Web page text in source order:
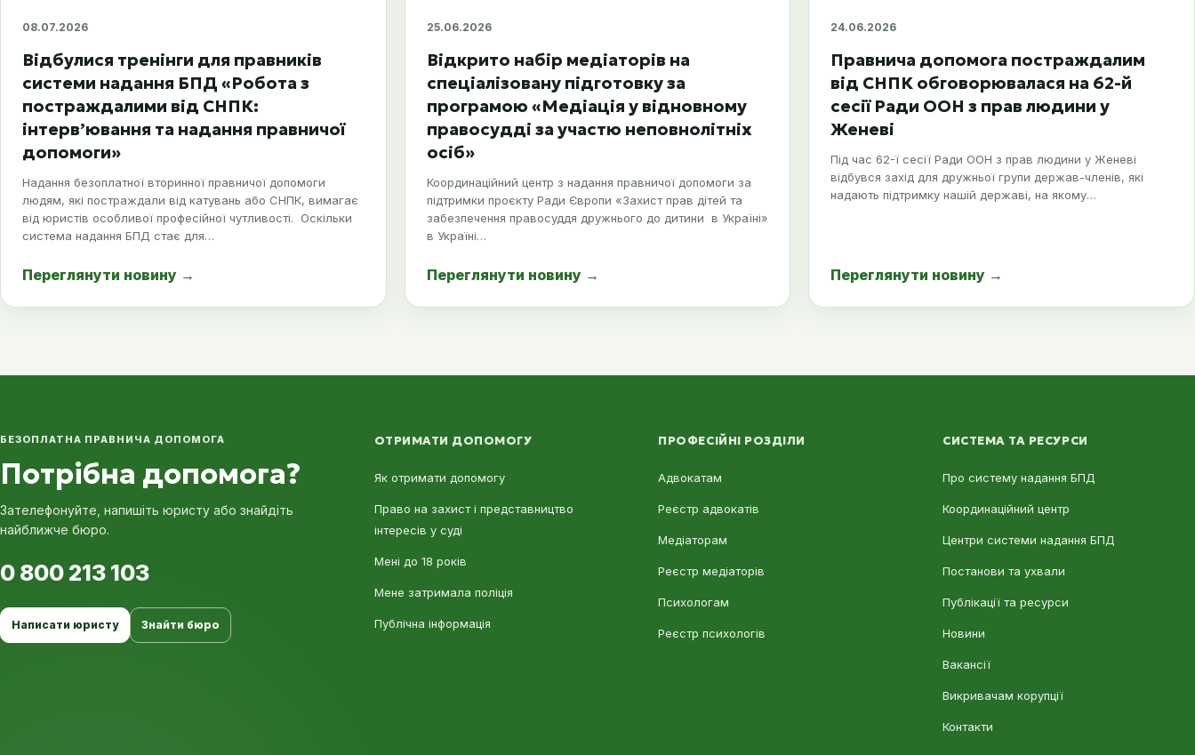
08.07.2026
Відбулися тренінги для правників
системи надання БПД «Робота з
постраждалими від СНПК:
інтерв’ювання та надання правничої
допомоги»
Надання безоплатної вторинної правничої допомоги
людям, які постраждали від катувань або СНПК, вимагає
від юристів особливої професійної чутливості. Оскільки
система надання БПД стає для…
Переглянути новину →
25.06.2026
Відкрито набір медіаторів на
спеціалізовану підготовку за
програмою «Медіація у відновному
правосудді за участю неповнолітніх
осіб»
Координаційний центр з надання правничої допомоги за
підтримки проєкту Ради Європи «Захист прав дітей та
забезпечення правосуддя дружнього до дитини в Україні»
в Україні…
Переглянути новину →
24.06.2026
Правнича допомога постраждалим
від СНПК обговорювалася на 62-й
сесії Ради ООН з прав людини у
Женеві
Під час 62-ї сесії Ради ООН з прав людини у Женеві
відбувся захід для дружньої групи держав-членів, які
надають підтримку нашій державі, на якому…
Переглянути новину →
БЕЗОПЛАТНА ПРАВНИЧА ДОПОМОГА
Потрібна допомога?
Зателефонуйте, напишіть юристу або знайдіть
найближче бюро.
0 800 213 103
Написати юристу Знайти бюро
ОТРИМАТИ ДОПОМОГУ
Як отримати допомогу
Право на захист і представництво
інтересів у суді
Мені до 18 років
Мене затримала поліція
Публічна інформація
ПРОФЕСІЙНІ РОЗДІЛИ
Адвокатам
Реєстр адвокатів
Медіаторам
Реєстр медіаторів
Психологам
Реєстр психологів
СИСТЕМА ТА РЕСУРСИ
Про систему надання БПД
Координаційний центр
Центри системи надання БПД
Постанови та ухвали
Публікації та ресурси
Новини
Вакансії
Викривачам корупції
Контакти